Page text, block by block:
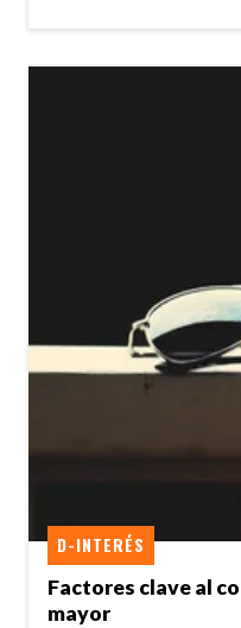
Factores clave al
mayor
D-INTERÉS